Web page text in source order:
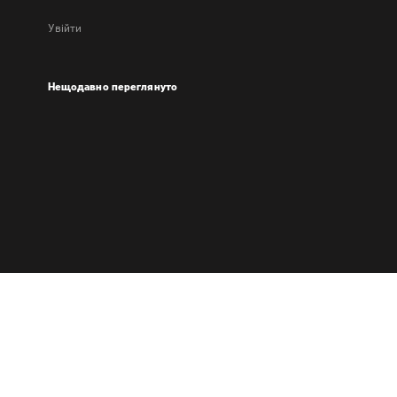
Увійти
Нещодавно переглянуто